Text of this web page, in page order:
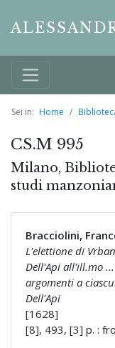
Sei in: Home
CS.M 995
Milano,
studi
Bracciolini,
L'elettione di
Dell'Api all'ill.mo
argomenti a
Dell'Api
[1628]
[8], 493, [3] p. :